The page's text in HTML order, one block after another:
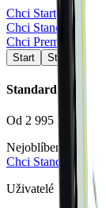
Chci Start
Chci Standard
Chci Premium
Start Standard
Standard
Od 2 995 Kč
měsíc
Nejoblíbenější
Chci Standard
Uživatelé